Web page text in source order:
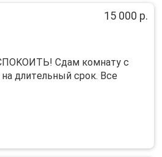
15 000 р.
Cдам кoмнaту с
длитeльный cpок. Все